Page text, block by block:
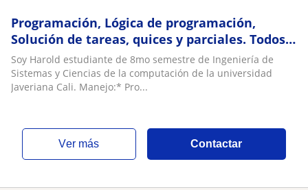
Programación, Lógica de programación,
Solución de tareas, quices y parciales. Todos
los lenguajes
Soy Harold estudiante de 8mo semestre de Ingeniería de
Sistemas y Ciencias de la computación de la universidad
Javeriana Cali. Manejo:* Pro...
ver más Contactar